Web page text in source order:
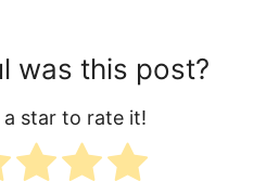
was this post?
a star to rate it!